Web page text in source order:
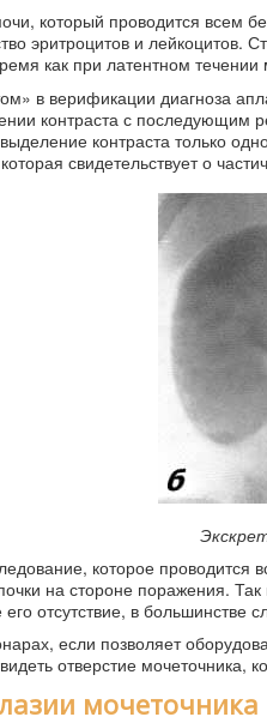
который проводится всем
эритроцитов и лейкоцитов.
как при латентном
в верификации диагноза
контраста с последующим
контраста только
свидетельствует о
которое
на стороне поражения.
отсутствие, в большинстве
если позволяет
отверстие мочеточника,
мочеточника